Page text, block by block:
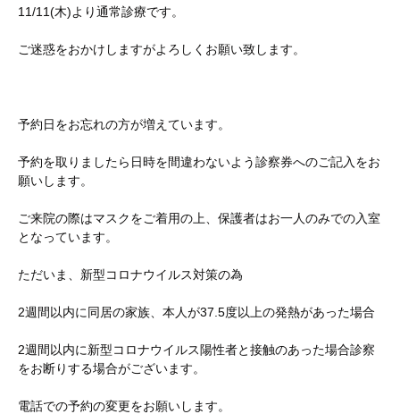
11/11(木)より通常診療です。
ご迷惑をおかけしますがよろしくお願い致します。
予約日をお忘れの方が増えています。
予約を取りましたら日時を間違わないよう診察券へのご記入をお
願いします。
ご来院の際はマスクをご着用の上、保護者はお一人のみでの入室
となっています。
ただいま、新型コロナウイルス対策の為
2週間以内に同居の家族、本人が37.5度以上の発熱があった場合
2週間以内に新型コロナウイルス陽性者と接触のあった場合診察
をお断りする場合がございます。
電話での予約の変更をお願いします。